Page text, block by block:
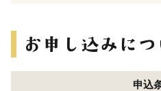
申込